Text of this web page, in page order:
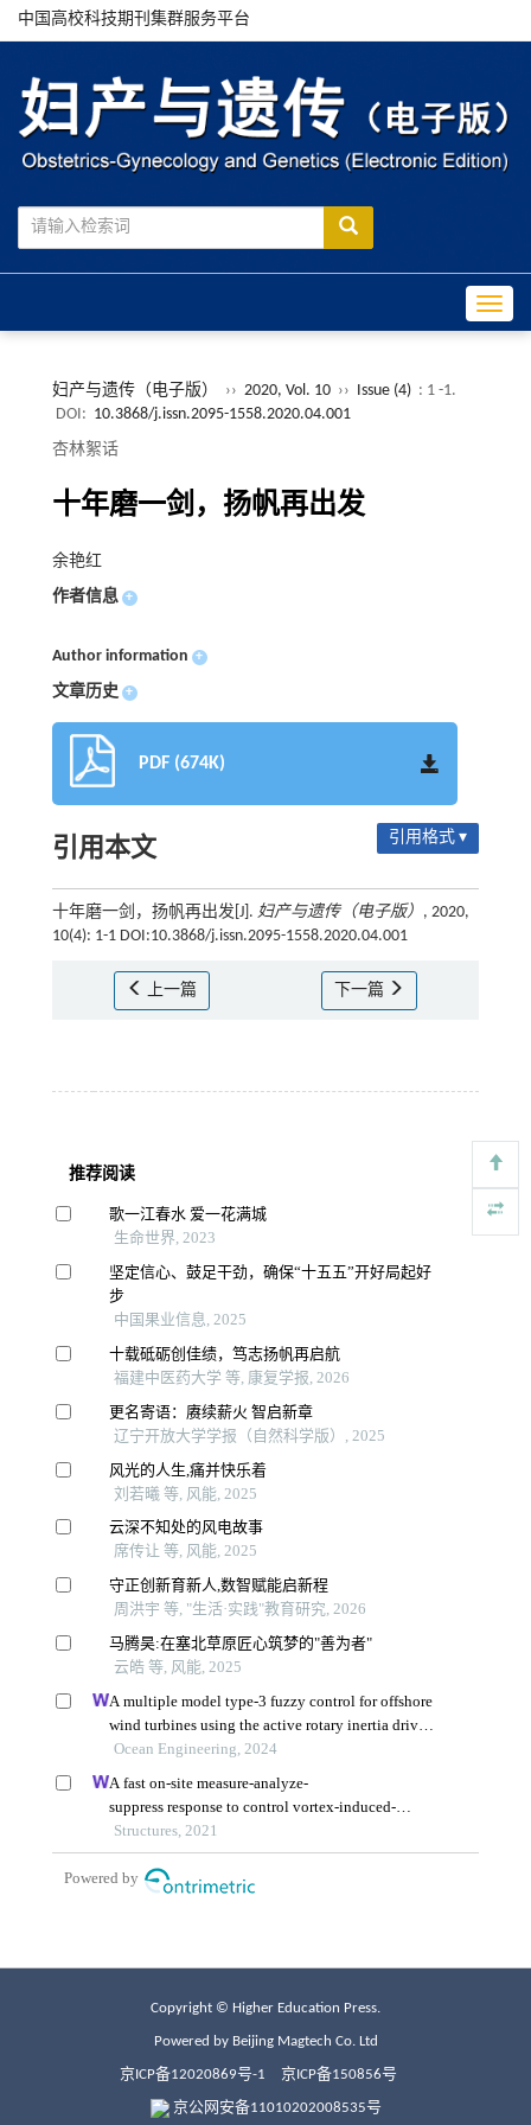
中国高校科技期刊集群服务平台
妇产与遗传（电子版） ›› 2020, Vol. 10 ›› Issue (4) : 1 -1.
DOI: 10.3868/j.issn.2095-1558.2020.04.001
杏林絮话
十年磨一剑，扬帆再出发
余艳红
作者信息 +
Author information +
文章历史 +
PDF (674K)
引用本文 引用格式 ▾
十年磨一剑，扬帆再出发[J]. 妇产与遗传（电子版） , 2020,
10(4): 1-1 DOI:10.3868/j.issn.2095-1558.2020.04.001
上一篇 下一篇
Copyright © Higher Education Press.
Powered by Beijing Magtech Co. Ltd
京ICP备12020869号-1 京ICP备150856号
京公网安备11010202008535号